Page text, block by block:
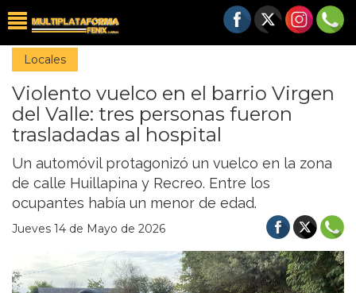
Locales
Violento vuelco en el barrio Virgen
del Valle: tres personas fueron
trasladadas al hospital
Un automóvil protagonizó un vuelco en la zona
de calle Huillapina y Recreo. Entre los
ocupantes había un menor de edad.
Jueves 14 de Mayo de 2026